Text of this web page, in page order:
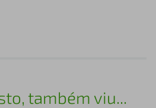
também viu...